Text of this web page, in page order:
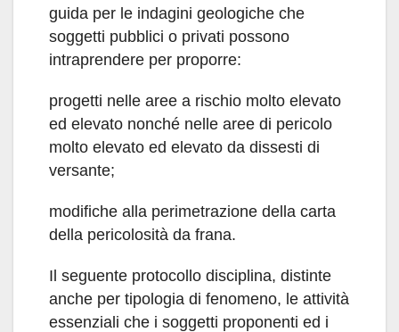
guida per le indagini geologiche che
soggetti pubblici o privati possono
intraprendere per proporre:
progetti nelle aree a rischio molto elevato
ed elevato nonché nelle aree di pericolo
molto elevato ed elevato da dissesti di
versante;
modifiche alla perimetrazione della carta
della pericolosità da frana.
Il seguente protocollo disciplina, distinte
anche per tipologia di fenomeno, le attività
essenziali che i soggetti proponenti ed i